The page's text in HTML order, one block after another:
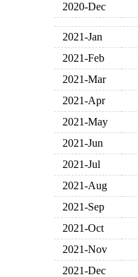
2020-Dec
2021-Jan
2021-Feb
2021-Mar
2021-Apr
2021-May
2021-Jun
2021-Jul
2021-Aug
2021-Sep
2021-Oct
2021-Nov
2021-Dec